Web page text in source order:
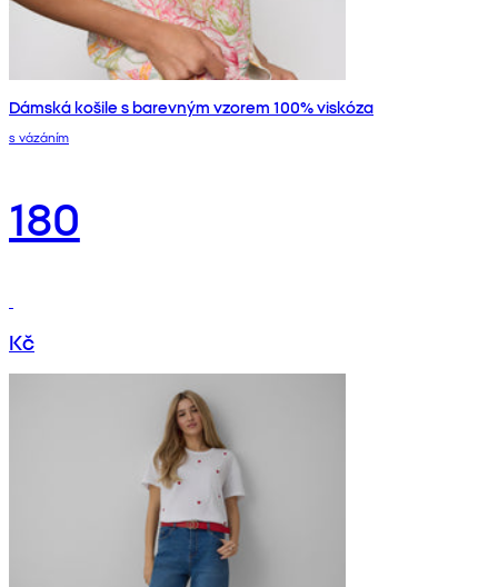
Dámská košile s barevným vzorem 100% viskóza
s vázáním
180
Kč